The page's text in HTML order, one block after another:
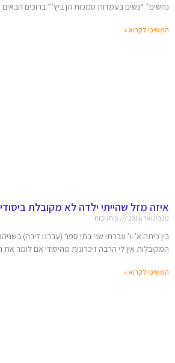
נחשים” “נשים בעמדות סמכות הן ביץ’” ברוכים
המשיכי לקרוא »
איזה מזל שהייתי ילדה לא מקובלת
10 בינואר 2016
בין כיתה א’-ו’ עברתי שני בתי ספר (עברנו דירה)
המקובלות אין לי הרבה זיכרונות מהיסודי אם לומר
המשיכי לקרוא »